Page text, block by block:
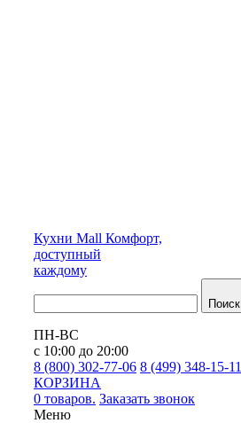
Кухни Mall Комфорт,
доступный
каждому
Поиск
ПН-ВС
с 10:00 до 20:00
8 (800) 302-77-06 8 (499) 348-15-11
КОРЗИНА
0 товаров. Заказать звонок
Меню